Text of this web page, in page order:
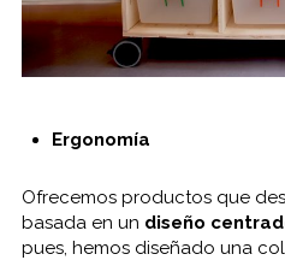
Ergonomía
Ofrecemos productos que
basada en un diseño
pues, hemos diseñado una